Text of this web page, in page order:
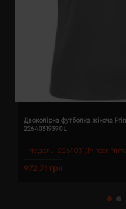
Модель: 2264031(Printer
Двоколірна футболка жіноча
22640319390L
972.71 грн